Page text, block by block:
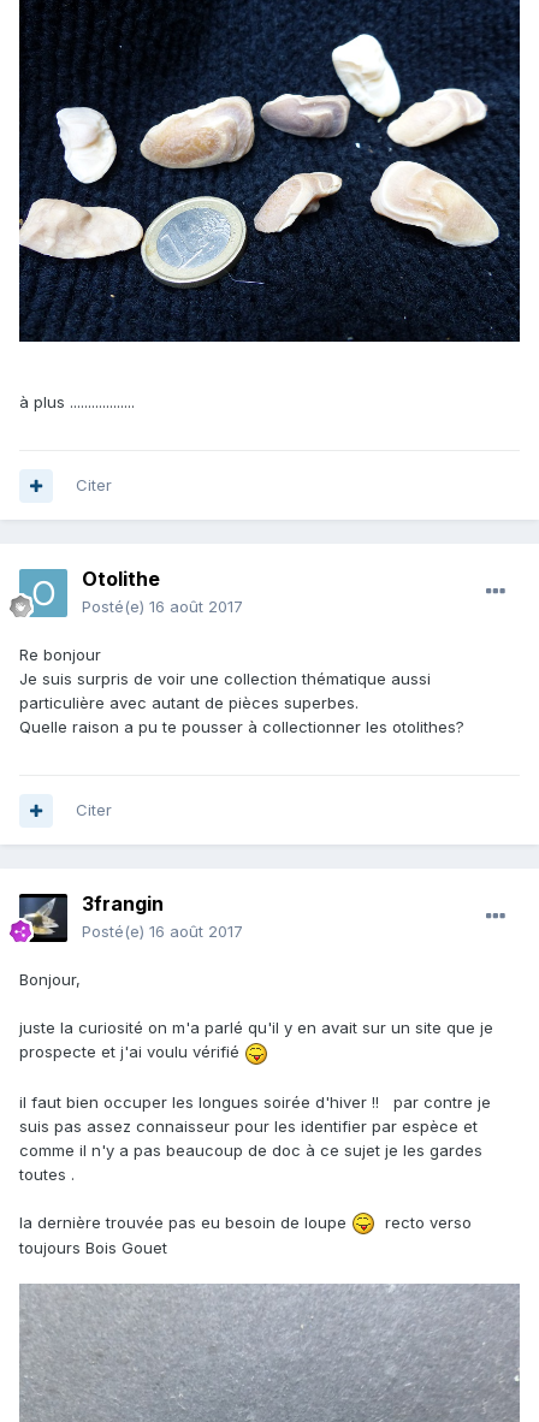
à plus ..................
Citer
Otolithe
Posté(e) 16 août 2017
Re bonjour
Je suis surpris de voir une collection thématique aussi
particulière avec autant de pièces superbes.
Quelle raison a pu te pousser à collectionner les otolithes?
Citer
3frangin
Posté(e) 16 août 2017
Bonjour,
juste la curiosité on m'a parlé qu'il y en avait sur un site que je
prospecte et j'ai voulu vérifié
il faut bien occuper les longues soirée d'hiver !! par contre je
suis pas assez connaisseur pour les identifier par espèce et
comme il n'y a pas beaucoup de doc à ce sujet je les gardes
toutes .
la dernière trouvée pas eu besoin de loupe
recto verso
toujours Bois Gouet